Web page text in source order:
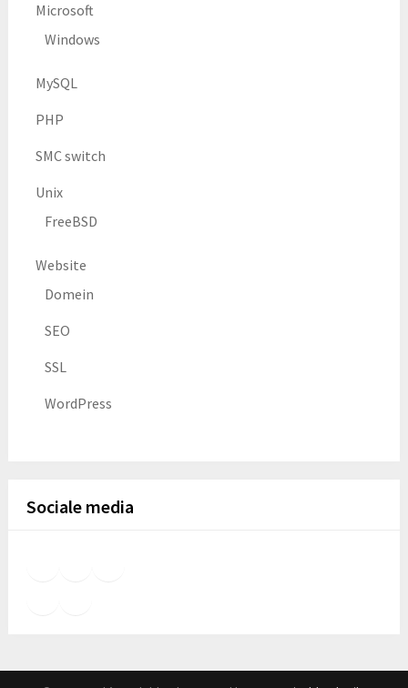
Microsoft
Windows
MySQL
PHP
SMC switch
Unix
FreeBSD
Website
Domein
SEO
SSL
WordPress
Sociale media